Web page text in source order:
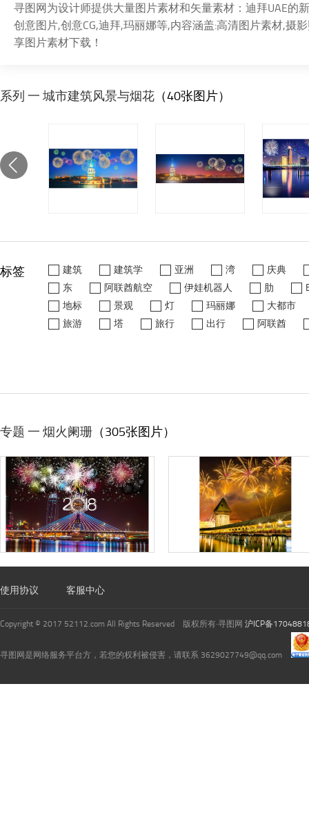
寻图网为设计师提供大量图片素材和矢量素材：迪拜UAE的
创意图片,创意CG,迪拜,玛丽娜等,内容涵盖:高清图片素材,摄
享图片素材下载！
系列 一 城市建筑风景与烟花 （40张图片）
标签 建筑 建筑学 亚洲 湾
庆典
东
阿联酋航空 伊娃机器人 肋
地标
景观 灯 玛丽娜
大都市
旅游
塔 旅行 出行 阿联酋
专题 一 烟火阑珊 （305张图片）
使用协议 客服中心
Copyright © 2017 52112.com All Rights Reserved 版权所有·寻图网 沪ICP备
寻图网是网络服务平台方，若您的权利被侵害，请联系 3629027749@qq.com